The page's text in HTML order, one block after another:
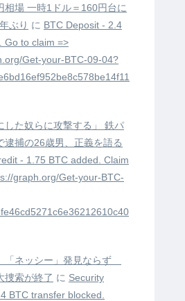
相場 一時1ドル＝160円台に
ぶり に BTC Deposit - 2.4
Go to claim =>
Get-your-BTC-09-04?
した奴らに攻撃する」 鉄パ
逮捕の26歳男、正義を語る
- 1.75 BTC added. Claim
graph.org/Get-your-BTC-
「ネッシー」発見ならず
捜索が終了 に Security
BTC transfer blocked.